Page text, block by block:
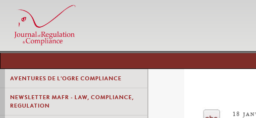
AVENTURES DE L'OGRE COMPLIANCE
NEWSLETTER MAFR - LAW, COMPLIANCE,
REGULATION
18